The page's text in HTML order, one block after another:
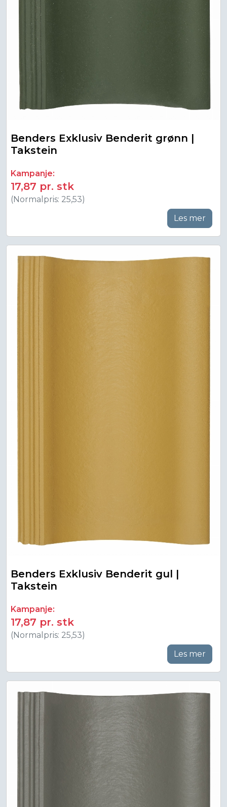
Benders Exklusiv Benderit grønn |
Takstein
Kampanje:
17,87 pr. stk
(Normalpris: 25,53)
Les mer
Benders Exklusiv Benderit gul |
Takstein
Kampanje:
17,87 pr. stk
(Normalpris: 25,53)
Les mer